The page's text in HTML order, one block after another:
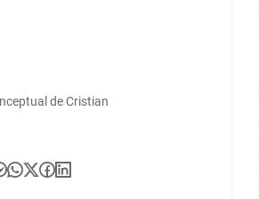
de Cristian